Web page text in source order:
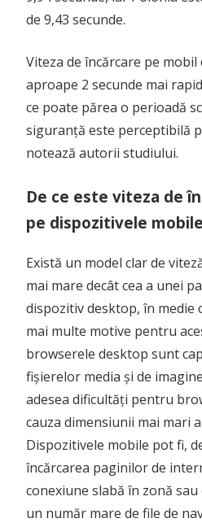
de 9,43 secunde.
Viteza de încărcare pe mobil
aproape 2 secunde mai
ce poate părea o perioadă
siguranță este perceptibilă
notează autorii studiului.
De ce este viteza de
pe dispozitivele
Există un model clar de
mai mare decât cea a unei
dispozitiv desktop, în medie
mai multe motive pentru
browserele desktop sunt
fișierelor media și de
adesea dificultăți pentru
cauza dimensiunii mai mari
Dispozitivele mobile pot fi,
încărcarea paginilor de
conexiune slabă în zonă
un număr mare de file de